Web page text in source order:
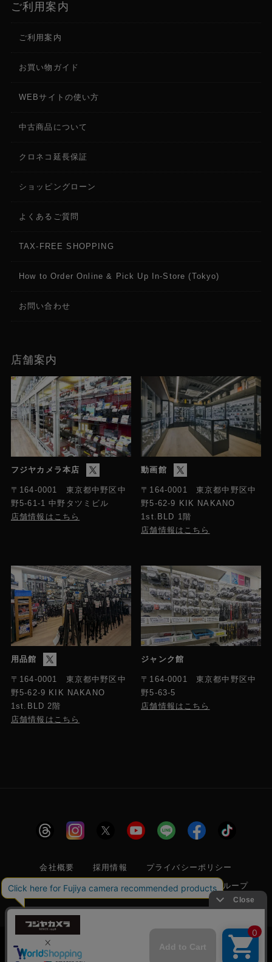
14.1 x 16.5cm
14.1 x 13.3cm
灯体：1.95kg
amaran AC パワーケーブル (5m) ×1
ご利用案内
ご利用案内
お買い物ガイド
WEBサイトの使い方
中古商品について
クロネコ延長保証
ショッピングローン
よくあるご質問
TAX-FREE SHOPPING
How to Order Online & Pick Up In-Store (Tokyo)
お問い合わせ
店舗案内
フジヤカメラ本店
〒164-0001 東京都中野区中
野5-61-1 中野タツミビル
店舗情報はこちら
動画館
〒164-0001 東京都中野区中
野5-62-9 KIK NAKANO
1st.BLD 1階
店舗情報はこちら
用品館
〒164-0001 東京都中野区中
野5-62-9 KIK NAKANO
1st.BLD 2階
店舗情報はこちら
ジャンク館
〒164-0001 東京都中野区中
野5-63-5
店舗情報はこちら
会社概要 採用情報
プライバシーポリシー
特定商取引に関する法律に基づく表示
フジヤグループ
商標登録 第5211024号 株式会社フジヤカメラ店 古物商許可番
号 東京都公安委員会 第304399601272号
当サイトでは利便性向上のためクッキー(Cookie)
を使用しています。クッキー(Cookie)の使用に関
承諾する